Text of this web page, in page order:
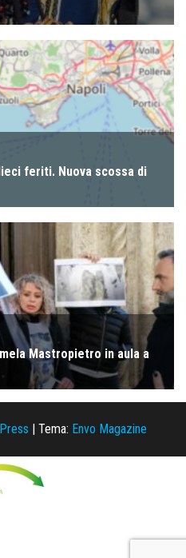
| Tema: Envo Magazine